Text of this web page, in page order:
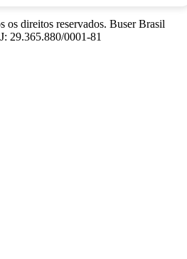
direitos reservados. Buser Brasil
29.365.880/0001-81